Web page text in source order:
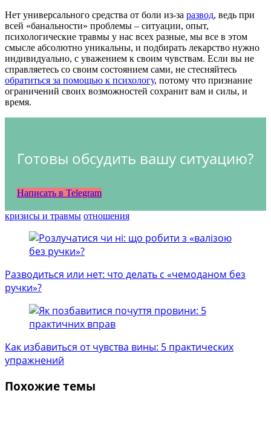
Нет универсального средства от боли из-за развод, ведь при
всей «банальности» проблемы – ситуации, опыт,
психологические травмы у нас всех разные, мы все в этом
смысле абсолютно уникальны, и подбирать лекарство нужно
индивидуально, с уважением к своим чувствам. Если вы не
справляетесь со своим состоянием сами, не стесняйтесь
обратиться за помощью к психологу, потому что признание
ограничений своих возможностей сохранит вам и силы, и
время.
Готовы обсудить вашу ситуацию?
Написать в Telegram
кризисы и травмы отношения
Post
Navigation
Разводиться или нет: что делать с «чемоданом без
ручки»?
Как избавиться от чувства вины: 5 практических
упражнений
Похожие темы